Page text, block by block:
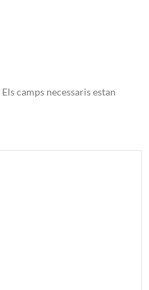
Els camps necessaris estan